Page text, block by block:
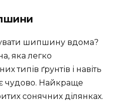
шипшину вдома?
яка легко
типів ґрунтів і навіть
чудово. Найкраще
сонячних ділянках.